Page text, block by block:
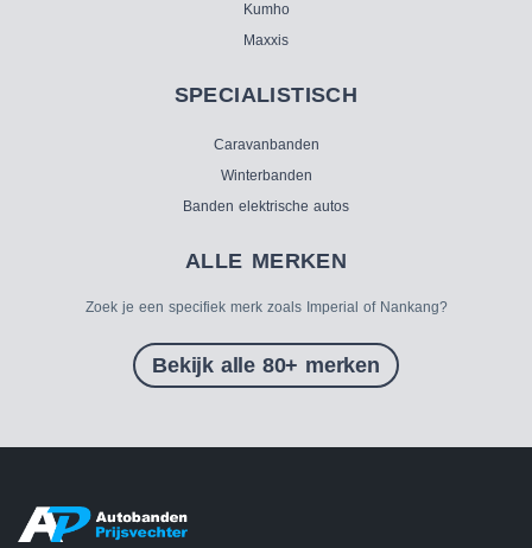
Kumho
Maxxis
SPECIALISTISCH
Caravanbanden
Winterbanden
Banden elektrische autos
ALLE MERKEN
Zoek je een specifiek merk zoals Imperial of Nankang?
Bekijk alle 80+ merken